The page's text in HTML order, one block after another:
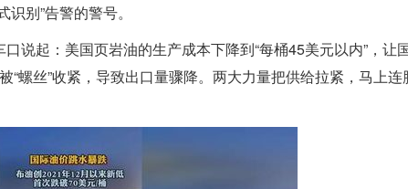
别”告警的警号。
说起：美国页岩油的生产成本下降到“每桶45美元以内”，让
螺丝”收紧，导致出口量骤降。两大力量把供给拉紧，马上连